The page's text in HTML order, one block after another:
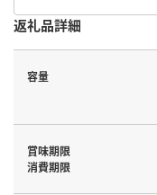
返礼品詳細
容量
賞味期限
消費期限